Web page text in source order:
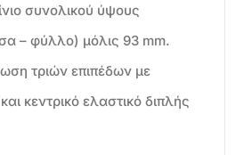
συνολικού ύψους
– φύλλο) μόλις 93 mm.
τριών επιπέδων με
κεντρικό ελαστικό διπλής